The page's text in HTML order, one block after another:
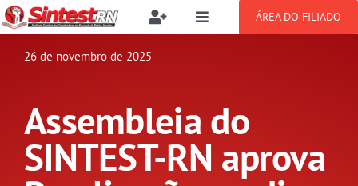
Ir
para
Toggle
Buscar
resultados
Filie-se
Benefícios
Toggle
SOBRE
NOTÍCIAS
PUBLICAÇÕES
ÁREA DO FILIADO
26 de novembro de 2025
Assembleia do
SINTEST-RN aprova